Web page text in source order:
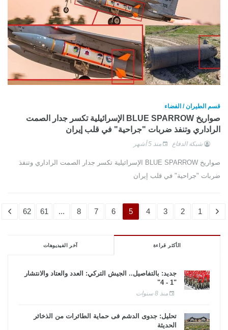
قسم الطيران / الفضاء
صواريخ BLUE SPARROW الإسرائيلية تكسر جدار الصمت
الراداري وتنفذ ضربات "جراحية" في قلب إيران
شبكة الدفاع منذ 5 أشهر
صواريخ BLUE SPARROW الإسرائيلية تكسر جدار الصمت الراداري وتنفذ
ضربات "جراحية" في قلب إيران
1
2
3
4
5
6
7
8
...
61
62
الأكثر قراءة آخر الفيديوهات
جديد: بالتفاصيل.. الجيش التركي: العدد والعتاد والانتشار
"1 - 4"
منذ 8 سنوات
تحليل: جدوى الدشم فى حماية الطائرات من الذخائر
الحديثة